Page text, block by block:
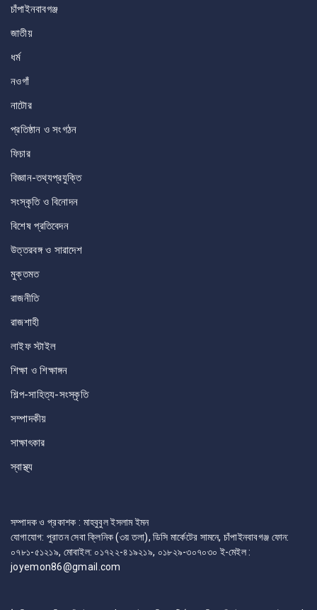
চাঁপাইনবাবগঞ্জ
জাতীয়
ধর্ম
নওগাঁ
নাটোর
প্রতিষ্ঠান ও সংগঠন
ফিচার
বিজ্ঞান-তথ্যপ্রযুক্তি
সংস্কৃতি ও বিনোদন
বিশেষ প্রতিবেদন
উত্তরবঙ্গ ও সারাদেশ
মুক্তমত
রাজনীতি
রাজশাহী
লাইফ স্টাইল
শিক্ষা ও শিক্ষাঙ্গন
শিল্প-সাহিত্য-সংস্কৃতি
সম্পাদকীয়
সাক্ষাৎকার
স্বাস্থ্য
সম্পাদক ও প্রকাশক : মাহবুবুল ইসলাম ইমন
যোগাযোগ: পুরাতন সেবা ক্লিনিক (৩য় তলা), ডিসি মার্কেটের সামনে, চাঁপাইনবাবগঞ্জ ফোন:
০৭৮১-৫১২১৯, মোবাইল: ০১৭২২-৪১৯২১৯, ০১৮২৯-৩০৭০৩০ ই-মেইল :
joyemon86@gmail.com